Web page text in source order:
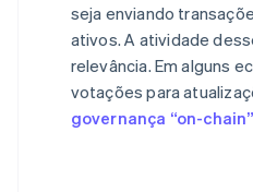
seja enviando
ativos. A atividade
relevância. Em alguns
votações para
governança “on-chain”